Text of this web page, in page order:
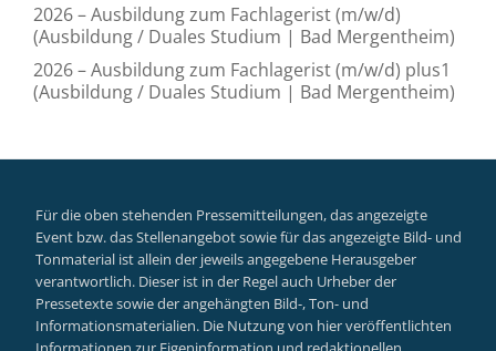
2026 – Ausbildung zum Fachlagerist (m/w/d)
(Ausbildung / Duales Studium | Bad Mergentheim)
2026 – Ausbildung zum Fachlagerist (m/w/d) plus1
(Ausbildung / Duales Studium | Bad Mergentheim)
Für die oben stehenden Pressemitteilungen, das angezeigte
Event bzw. das Stellenangebot sowie für das angezeigte Bild- und
Tonmaterial ist allein der jeweils angegebene Herausgeber
verantwortlich. Dieser ist in der Regel auch Urheber der
Pressetexte sowie der angehängten Bild-, Ton- und
Informationsmaterialien. Die Nutzung von hier veröffentlichten